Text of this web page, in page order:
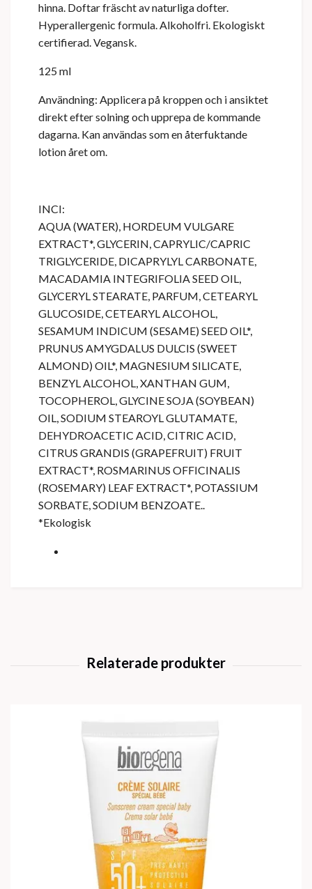
hinna. Doftar fräscht av naturliga dofter.
Hyperallergenic formula. Alkoholfri. Ekologiskt
certifierad. Vegansk.
125 ml
Användning: Applicera på kroppen och i ansiktet
direkt efter solning och upprepa de kommande
dagarna. Kan användas som en återfuktande
lotion året om.
INCI:
AQUA (WATER), HORDEUM VULGARE
EXTRACT*, GLYCERIN, CAPRYLIC/CAPRIC
TRIGLYCERIDE, DICAPRYLYL CARBONATE,
MACADAMIA INTEGRIFOLIA SEED OIL,
GLYCERYL STEARATE, PARFUM, CETEARYL
GLUCOSIDE, CETEARYL ALCOHOL,
SESAMUM INDICUM (SESAME) SEED OIL*,
PRUNUS AMYGDALUS DULCIS (SWEET
ALMOND) OIL*, MAGNESIUM SILICATE,
BENZYL ALCOHOL, XANTHAN GUM,
TOCOPHEROL, GLYCINE SOJA (SOYBEAN)
OIL, SODIUM STEAROYL GLUTAMATE,
DEHYDROACETIC ACID, CITRIC ACID,
CITRUS GRANDIS (GRAPEFRUIT) FRUIT
EXTRACT*, ROSMARINUS OFFICINALIS
(ROSEMARY) LEAF EXTRACT*, POTASSIUM
SORBATE, SODIUM BENZOATE..
*Ekologisk